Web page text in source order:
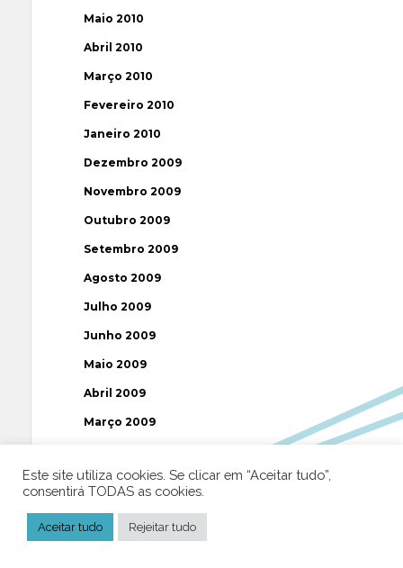
Maio 2010
Abril 2010
Março 2010
Fevereiro 2010
Janeiro 2010
Dezembro 2009
Novembro 2009
Outubro 2009
Setembro 2009
Agosto 2009
Julho 2009
Junho 2009
Maio 2009
Abril 2009
Março 2009
Janeiro 2009
Novembro 2008
Este site utiliza cookies. Se clicar em “Aceitar tudo”,
consentirá TODAS as cookies.
Aceitar tudo Rejeitar tudo